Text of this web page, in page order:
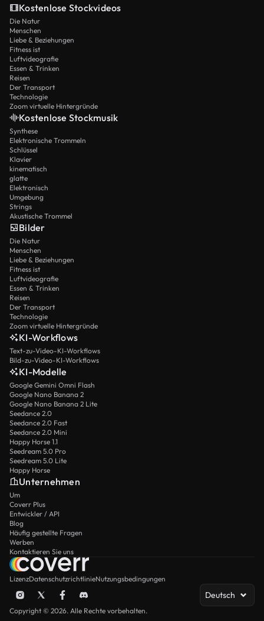
Kostenlose Stockvideos
Die Natur
Menschen
Liebe & Beziehungen
Fitness ist
Luftvideografie
Essen & Trinken
Reisen
Der Transport
Technologie
Zoom virtuelle Hintergründe
Kostenlose Stockmusik
Synthese
Elektronische Trommeln
Schlüssel
Klavier
kinematisch
glatte
Elektronisch
Umgebung
Strings
Akustische Trommel
Bilder
Die Natur
Menschen
Liebe & Beziehungen
Fitness ist
Luftvideografie
Essen & Trinken
Reisen
Der Transport
Technologie
Zoom virtuelle Hintergründe
KI-Workflows
Text-zu-Video-KI-Workflows
Bild-zu-Video-KI-Workflows
KI-Modelle
Google Gemini Omni Flash
Google Nano Banana 2
Google Nano Banana 2 Lite
Seedance 2.0
Seedance 2.0 Fast
Seedance 2.0 Mini
Happy Horse 1.1
Seedream 5.0 Pro
Seedream 5.0 Lite
Happy Horse
Unternehmen
Um
Coverr Plus
Entwickler / API
Blog
Häufig gestellte Fragen
Werben
Kontaktieren Sie uns
LizenzDatenschutzrichtlinieNutzungsbedingungen
Deutsch
Copyright © 2026. Alle Rechte vorbehalten.